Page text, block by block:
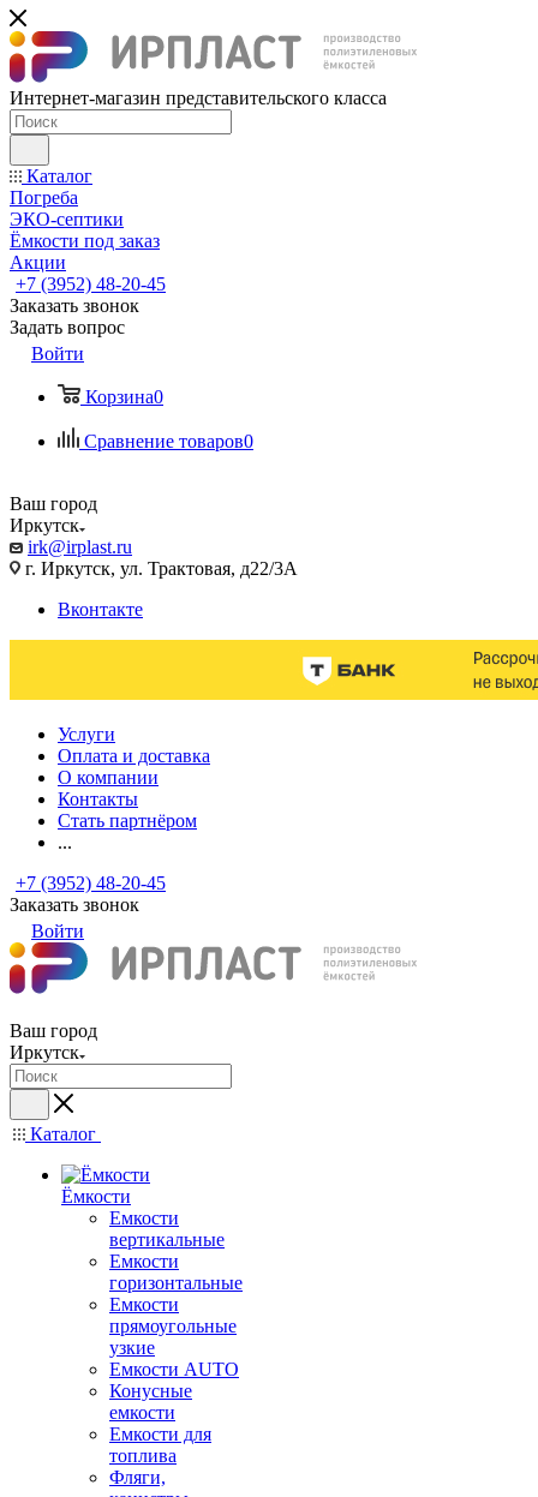
Интернет-магазин представительского класса
Каталог
Погреба
ЭКО-септики
Ёмкости под заказ
Акции
+7 (3952) 48-20-45
Заказать звонок
Задать вопрос
Войти
Корзина0
Сравнение товаров0
Ваш город
Иркутск
irk@irplast.ru
г. Иркутск, ул. Трактовая, д22/3А
Вконтакте
Услуги
Оплата и доставка
О компании
Контакты
Стать партнёром
...
+7 (3952) 48-20-45
Заказать звонок
Войти
Ваш город
Иркутск
Каталог
Ёмкости
Емкости
вертикальные
Емкости
горизонтальные
Емкости
прямоугольные
узкие
Емкости АUТО
Конусные
емкости
Емкости для
топлива
Фляги,